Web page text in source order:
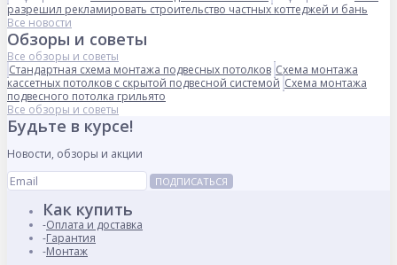
разрешил рекламировать строительство частных коттеджей и бань
Все новости
Обзоры и советы
Все обзоры и советы
Стандартная схема монтажа подвесных потолков Схема монтажа
кассетных потолков с скрытой подвесной системой Схема монтажа
подвесного потолка грильято
Все обзоры и советы
Будьте в курсе!
Новости, обзоры и акции
ПОДПИСАТЬСЯ
Как купить
Оплата и доставка
Гарантия
Монтаж